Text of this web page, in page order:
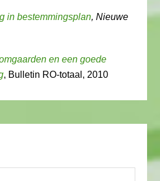
in bestemmingsplan, Nieuwe
en een goede
, Bulletin RO-totaal, 2010